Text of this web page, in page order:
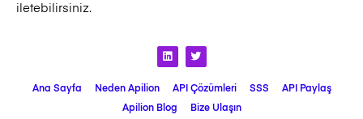
iletebilirsiniz.
Ana Sayfa Neden Apilion API Çözümleri SSS
API Paylaş
Apilion Blog
Bize Ulaşın